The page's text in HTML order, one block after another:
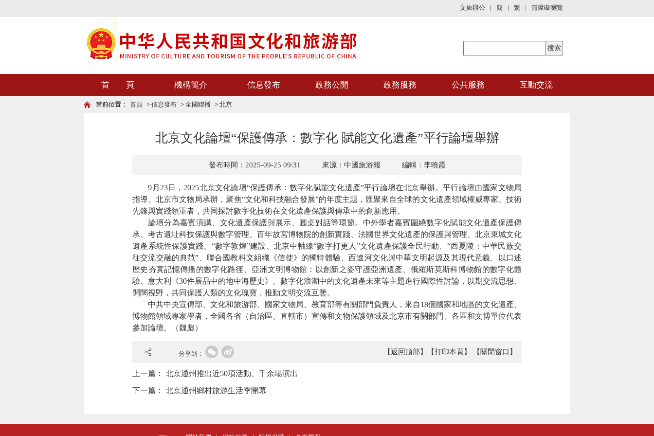
文旅辦公 | 簡 | 繁 | 無障礙瀏覽
首 頁 機構簡介 信息發布 政務公開 政務服務 公共服務 互動交流
當前位置： 首頁 > 信息發布 > 全國聯播 > 北京
北京文化論壇“保護傳承：數字化 賦能文化遺產”平行論壇舉辦
發布時間：2025-09-25 09:31 來源：中國旅游報 編輯：李曉霞
9月23日，2025北京文化論壇“保護傳承：數字化賦能文化遺產”平行論壇在北京舉辦。平行論壇由國家文物局
指導、北京市文物局承辦，聚焦“文化和科技融合發展”的年度主題，匯聚來自全球的文化遺產領域權威專家、技術
先鋒與實踐領軍者，共同探討數字化技術在文化遺產保護與傳承中的創新應用。
論壇分為嘉賓演講、文化遺產保護與展示、圓桌對話等環節。中外學者嘉賓圍繞數字化賦能文化遺產保護傳
承、考古遺址科技保護與數字管理、百年故宮博物院的創新實踐、法國世界文化遺產的保護與管理、北京東城文化
遺產系統性保護實踐、“數字敦煌”建設、北京中軸線“數字打更人”文化遺產保護全民行動、“西夏陵：中華民族交
往交流交融的典范”、聯合國教科文組織《信使》的獨特體驗、西遼河文化與中華文明起源及其現代意義、以口述
歷史夯實記憶傳播的數字化路徑、亞洲文明博物館：以創新之姿守護亞洲遺產、俄羅斯莫斯科博物館的數字化體
驗、意大利《30件展品中的地中海歷史》、數字化浪潮中的文化遺產未來等主題進行國際性討論，以期交流思想、
開闊視野，共同保護人類的文化瑰寶，推動文明交流互鑒。
中共中央宣傳部、文化和旅游部、國家文物局、教育部等有關部門負責人，來自18個國家和地區的文化遺產、
博物館領域專家學者，全國各省（自治區、直轄市）宣傳和文物保護領域及北京市有關部門、各區和文博單位代表
參加論壇。（魏彪）
分享到： 【返回頂部】 【打印本頁】 【關閉窗口】
上一篇： 北京通州推出近50項活動、千余場演出
下一篇： 北京通州鄉村旅游生活季開幕